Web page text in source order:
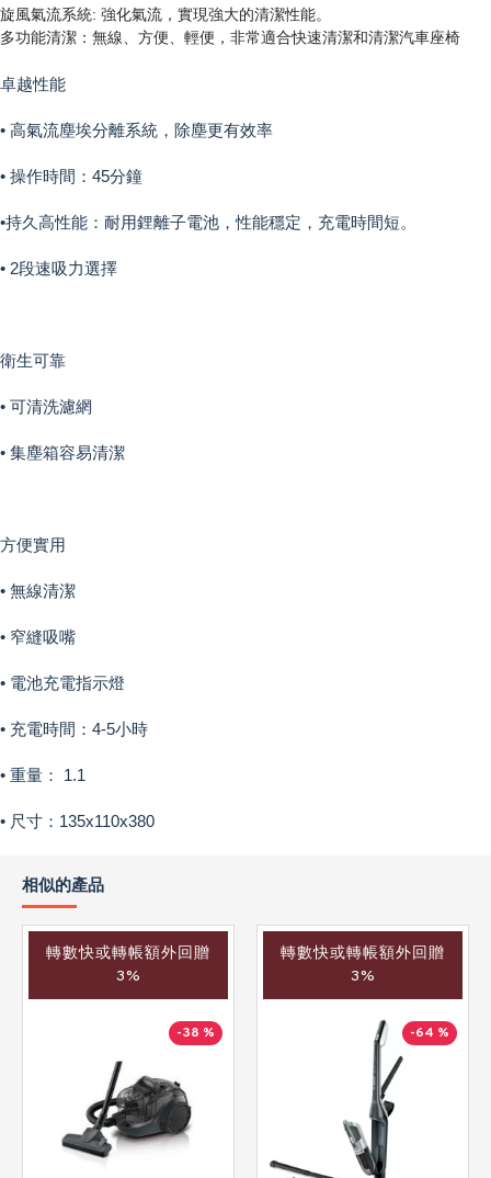
旋風氣流系統: 強化氣流，實現強大的清潔性能。
多功能清潔：無線、方便、輕便，非常適合快速清潔和清潔汽車座椅
卓越性能
• 高氣流塵埃分離系統，除塵更有效率
• 操作時間：45分鐘
•持久高性能：耐用鋰離子電池，性能穩定，充電時間短。
• 2段速吸力選擇
衛生可靠
• 可清洗濾網
• 集塵箱容易清潔
方便實用
• 無線清潔
• 窄縫吸嘴
• 電池充電指示燈
• 充電時間：4-5小時
• 重量： 1.1
• 尺寸：135x110x380
相似的產品
轉數快或轉帳額外回贈
3%
-38 %
轉數快或轉帳額外回贈
3%
-64 %